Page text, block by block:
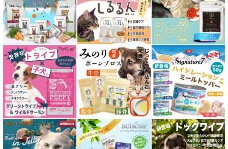
皮膚・被毛ケア対応 フード for CAT
食物アレルギー対応キャットフード
腎臓ケア対応キャットフード
関節サポート対応 フード for CAT
糖尿ケア対応 フード for CAT